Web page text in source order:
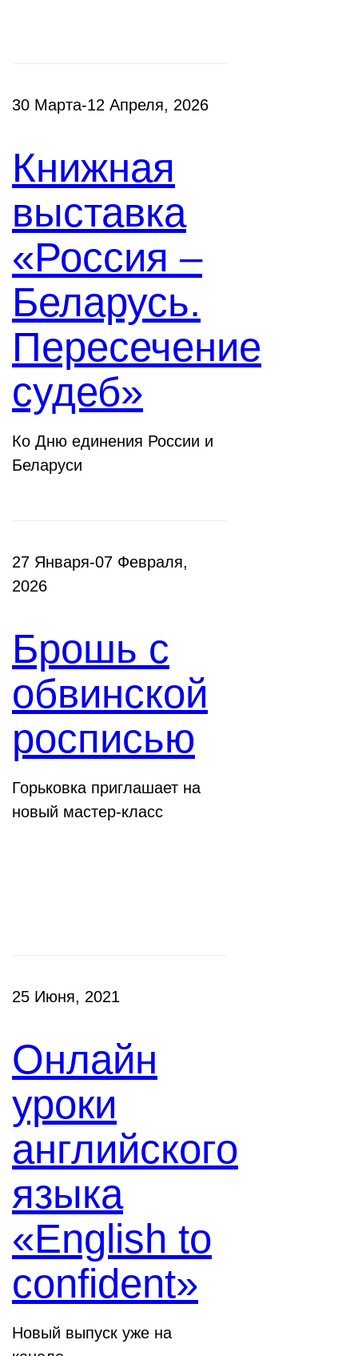
30 Марта-12 Апреля, 2026
Книжная
выставка
«Россия –
Беларусь.
Пересечение
судеб»
Ко Дню единения России и
Беларуси
27 Января-07 Февраля,
2026
Брошь с
обвинской
росписью
Горьковка приглашает на
новый мастер-класс
25 Июня, 2021
Онлайн
уроки
английского
языка
«English to
confident»
Новый выпуск уже на